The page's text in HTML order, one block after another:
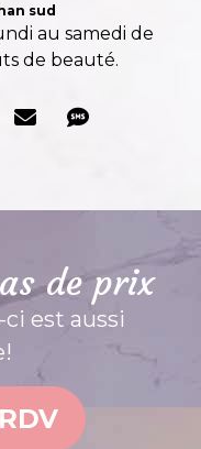
sud
au samedi de
de beauté.
de prix
est aussi